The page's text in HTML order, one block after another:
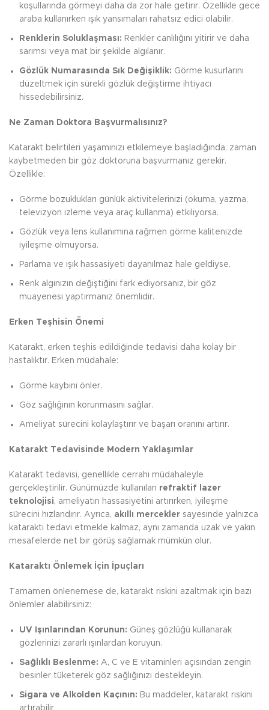
koşullarında görmeyi daha da zor hale getirir. Özellikle gece
araba kullanırken ışık yansımaları rahatsız edici olabilir.
Renklerin Soluklaşması: Renkler canlılığını yitirir ve daha
sarımsı veya mat bir şekilde algılanır.
Gözlük Numarasında Sık Değişiklik: Görme kusurlarını
düzeltmek için sürekli gözlük değiştirme ihtiyacı
hissedebilirsiniz.
Ne Zaman Doktora Başvurmalısınız?
Katarakt belirtileri yaşamınızı etkilemeye başladığında, zaman
kaybetmeden bir göz doktoruna başvurmanız gerekir.
Özellikle:
Görme bozuklukları günlük aktivitelerinizi (okuma, yazma,
televizyon izleme veya araç kullanma) etkiliyorsa.
Gözlük veya lens kullanımına rağmen görme kalitenizde
iyileşme olmuyorsa.
Parlama ve ışık hassasiyeti dayanılmaz hale geldiyse.
Renk algınızın değiştiğini fark ediyorsanız, bir göz
muayenesi yaptırmanız önemlidir.
Erken Teşhisin Önemi
Katarakt, erken teşhis edildiğinde tedavisi daha kolay bir
hastalıktır. Erken müdahale:
Görme kaybını önler.
Göz sağlığının korunmasını sağlar.
Ameliyat sürecini kolaylaştırır ve başarı oranını artırır.
Katarakt Tedavisinde Modern Yaklaşımlar
Katarakt tedavisi, genellikle cerrahi müdahaleyle
gerçekleştirilir. Günümüzde kullanılan refraktif lazer
teknolojisi, ameliyatın hassasiyetini artırırken, iyileşme
sürecini hızlandırır. Ayrıca, akıllı mercekler sayesinde yalnızca
kataraktı tedavi etmekle kalmaz, aynı zamanda uzak ve yakın
mesafelerde net bir görüş sağlamak mümkün olur.
Kataraktı Önlemek İçin İpuçları
Tamamen önlenemese de, katarakt riskini azaltmak için bazı
önlemler alabilirsiniz:
UV Işınlarından Korunun: Güneş gözlüğü kullanarak
gözlerinizi zararlı ışınlardan koruyun.
Sağlıklı Beslenme: A, C ve E vitaminleri açısından zengin
besinler tüketerek göz sağlığınızı destekleyin.
Sigara ve Alkolden Kaçının: Bu maddeler, katarakt riskini
artırabilir.